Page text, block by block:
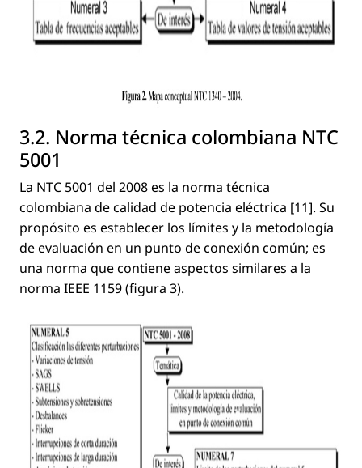
3.2. Norma técnica colombiana NTC
5001
La NTC 5001 del 2008 es la norma técnica
colombiana de calidad de potencia eléctrica [11]. Su
propósito es establecer los límites y la metodología
de evaluación en un punto de conexión común; es
una norma que contiene aspectos similares a la
norma IEEE 1159 (ﬁgura 3).